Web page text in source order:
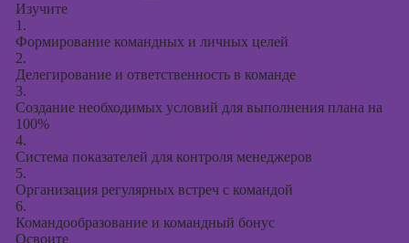
Изучите
1.
Формирование командных и личных целей
2.
Делегирование и ответственность в команде
3.
Создание необходимых условий для выполнения плана на
100%
4.
Система показателей для контроля менеджеров
5.
Организация регулярных встреч с командой
6.
Командообразование и командный бонус
Освоите